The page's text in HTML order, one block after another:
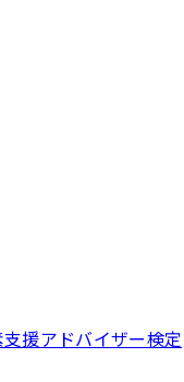
援アドバイザー検定